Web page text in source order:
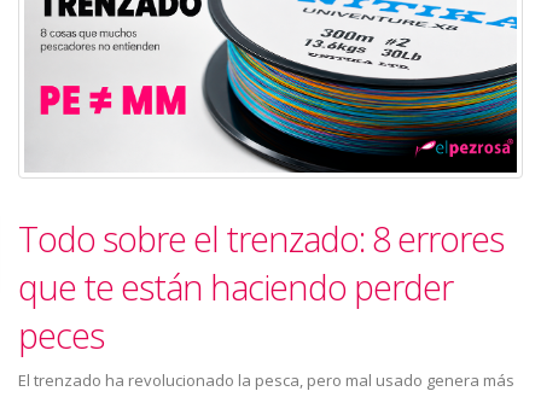
Todo sobre el trenzado: 8 errores
que te están haciendo perder
peces
El trenzado ha revolucionado la pesca, pero mal usado genera más